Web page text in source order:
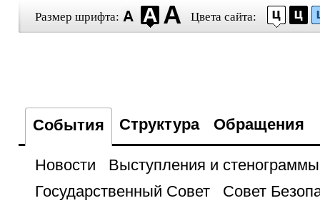
Размер шрифта: Цвета сайта:
События Структура Обращения
Новости
Выступления и стенограммы
Государственный Совет
Совет